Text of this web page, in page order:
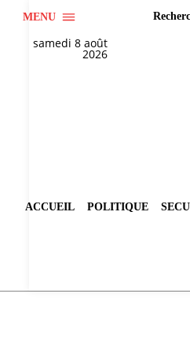
MENU
samedi 8 août
2026
ACCUEIL POLITIQUE